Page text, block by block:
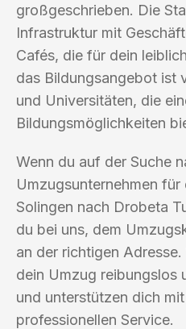
großgeschrieben. Die
Infrastruktur mit
Cafés, die für dein
das Bildungsangebot ist
und Universitäten, die
Bildungsmöglichkeiten
Wenn du auf der Suche
Umzugsunternehmen
Solingen nach Drobeta
du bei uns, dem
an der richtigen
dein Umzug reibungslos
und unterstützen dich
professionellen Service.